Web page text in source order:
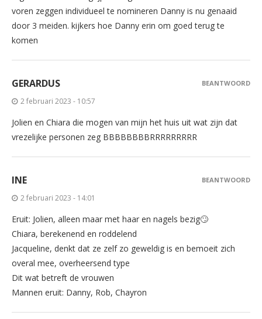
voren zeggen individueel te nomineren Danny is nu genaaid
door 3 meiden. kijkers hoe Danny erin om goed terug te
komen
GERARDUS
2 februari 2023 - 10:57
Jolien en Chiara die mogen van mijn het huis uit wat zijn dat
vrezelijke personen zeg BBBBBBBBRRRRRRRRR
BEANTWOORD
INE
2 februari 2023 - 14:01
Eruit: Jolien, alleen maar met haar en nagels bezig🙄
Chiara, berekenend en roddelend
Jacqueline, denkt dat ze zelf zo geweldig is en bemoeit zich
overal mee, overheersend type
Dit wat betreft de vrouwen
Mannen eruit: Danny, Rob, Chayron
BEANTWOORD